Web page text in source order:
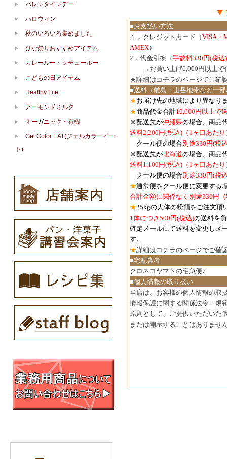
▼
■お支払い方法
１．クレジットカード（VISA・
AMEX）
2．代金引換（手数料330円(税込)
→お買い上げ6,000円以上で
★詳細は コチラのページでご確
■送料（離島・山岳地帯など一
★お届け先の地域により異なり
★商品代金合計10,000円以上で
※配送先が沖縄県の場合、商品
送料2,200円(税込)（1ヶ口あたり
クール便の場合別途330円(税
※配送先が北海道の場合、商品
送料1,100円(税込) （1ヶ口あた
クール便の場合別途330円(税
★通常便をクール便に変更する
合計金額に関係なく別途330円
★25kgの大体の粉類をご注文頂
1体につき500円(税込)の送料を
確定メールにて送料を変更しメ
す。
★詳細は コチラのページでご確
■宅配業者
クロネコヤマトの宅急便♪
■個人情報の取り扱い
当店は、お客様の個人情報の取
情報保護に関する関係法令・規
原則として、ご提供いただいた
または開示することはありませ
バレンタインデー
ハロウィン
秋のいろいろ集めました
ひな祭りおすすめアイテム
カレールー・シチュールー
こどもの日アイテム
Healthy Life
アーモンドミルク
オーガニック・有機
Gel Color EAT(ジェルカラーイー
ト)